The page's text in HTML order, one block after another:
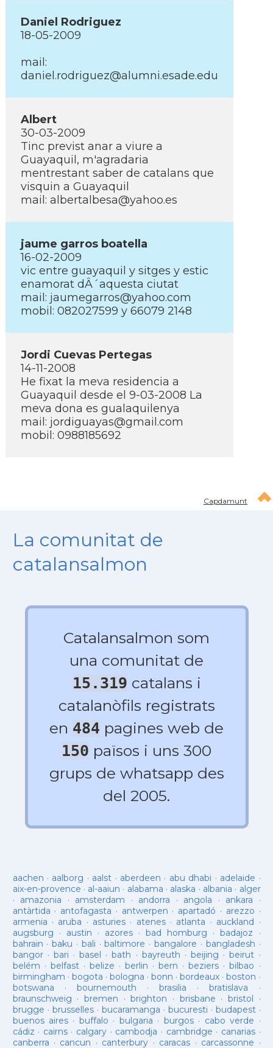
Daniel Rodriguez
18-05-2009
mail:
daniel.rodriguez@alumni.esade.edu
Albert
30-03-2009
Tinc previst anar a viure a
Guayaquil, m'agradaria
mentrestant saber de catalans que
visquin a Guayaquil
mail: albertalbesa@yahoo.es
jaume garros boatella
16-02-2009
vic entre guayaquil y sitges y estic
enamorat dÂ´aquesta ciutat
mail: jaumegarros@yahoo.com
mobil: 082027599 y 66079 2148
Jordi Cuevas Pertegas
14-11-2008
He fixat la meva residencia a
Guayaquil desde el 9-03-2008 La
meva dona es gualaquilenya
mail: jordiguayas@gmail.com
mobil: 0988185692
Capdamunt
La comunitat de
catalansalmon
Catalansalmon som
una comunitat de
15.319 catalans i
catalanòfils registrats
en 484 pagines web de
150 països i uns 300
grups de whatsapp des
del 2005.
aachen · aalborg · aalst · aberdeen · abu dhabi · adelaide ·
aix-en-provence · al-aaiun · alabama · alaska · albania · alger
· amazonia · amsterdam · andorra · angola · ankara ·
antàrtida · antofagasta · antwerpen · apartadó · arezzo ·
armenia · aruba · asturies· atenes· atlanta · auckland ·
augsburg · austin · azores·bad homburg ·badajoz ·
bahrain ·baku · bali ·baltimore ·bangalore · bangladesh ·
bangor· bari ·basel ·bath · bayreuth ·beijing ·beirut ·
belém · belfast· belize · berlin ·bern ·beziers ·bilbao ·
birmingham · bogota · bologna ·bonn ·bordeaux ·boston ·
botswana · bournemouth ·brasilia ·bratislava ·
braunschweig · bremen ·brighton · brisbane · bristol ·
brugge · brusselles· bucaramanga · bucuresti · budapest·
buenos aires· buffalo · bulgaria · burgos· cabo verde ·
cádiz · cairns· calgary · cambodja · cambridge · canarias·
canberra · cancun · canterbury · caracas · carcassonne ·